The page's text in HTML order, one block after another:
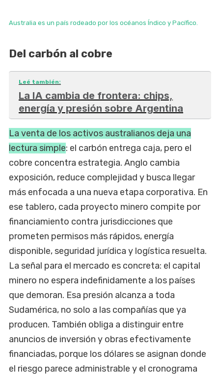
Australia es un país rodeado por los océanos Índico y Pacífico.
Del carbón al cobre
Leé también:
La IA cambia de frontera: chips,
energía y presión sobre Argentina
La venta de los activos australianos deja una
lectura simple: el carbón entrega caja, pero el
cobre concentra estrategia. Anglo cambia
exposición, reduce complejidad y busca llegar
más enfocada a una nueva etapa corporativa. En
ese tablero, cada proyecto minero compite por
financiamiento contra jurisdicciones que
prometen permisos más rápidos, energía
disponible, seguridad jurídica y logística resuelta.
La señal para el mercado es concreta: el capital
minero no espera indefinidamente a los países
que demoran. Esa presión alcanza a toda
Sudamérica, no solo a las compañías que ya
producen. También obliga a distinguir entre
anuncios de inversión y obras efectivamente
financiadas, porque los dólares se asignan donde
el riesgo parece administrable y el cronograma